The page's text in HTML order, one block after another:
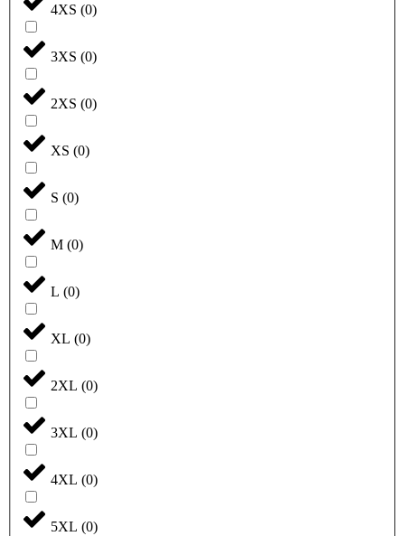
4XS (0)
3XS (0)
2XS (0)
XS (0)
S (0)
M (0)
L (0)
XL (0)
2XL (0)
3XL (0)
4XL (0)
5XL (0)